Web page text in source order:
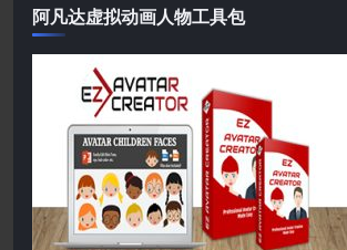
阿凡达虚拟动画人物工具包